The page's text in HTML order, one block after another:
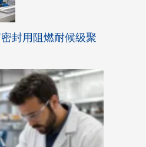
封用阻燃耐候级聚